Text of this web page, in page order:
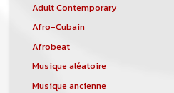
Adult Contemporary
Afro-Cubain
Afrobeat
Musique aléatoire
Musique ancienne